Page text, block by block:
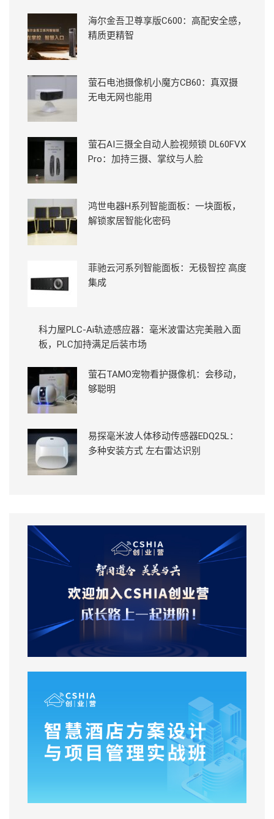
海尔金吾卫尊享版C600：高配安全感，
精质更精智
萤石电池摄像机小魔方CB60：真双摄
无电无网也能用
萤石AI三摄全自动人脸视频锁 DL60FVX
Pro：加持三摄、掌纹与人脸
鸿世电器H系列智能面板：一块面板，
解锁家居智能化密码
菲驰云河系列智能面板：无极智控 高度
集成
科力屋PLC-Ai轨迹感应器：毫米波雷达完美融入面
板，PLC加持满足后装市场
萤石TAMO宠物看护摄像机：会移动，
够聪明
易探毫米波人体移动传感器EDQ25L：
多种安装方式 左右雷达识别